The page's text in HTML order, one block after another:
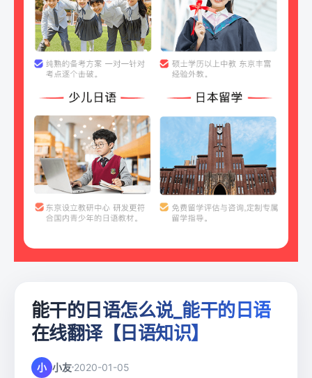
能干的日语怎么说_能干的日语
在线翻译【日语知识】
小 小友 2020-01-05